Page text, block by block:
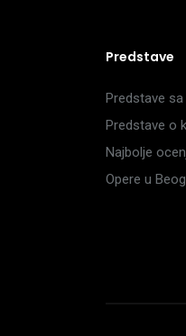
Predstave
Predstave
Predstave o
Najbolje
Opere u